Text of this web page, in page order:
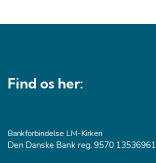
Find os her:
Bankforbindelse LM-Kirken
Den Danske Bank reg. 9570 13536961